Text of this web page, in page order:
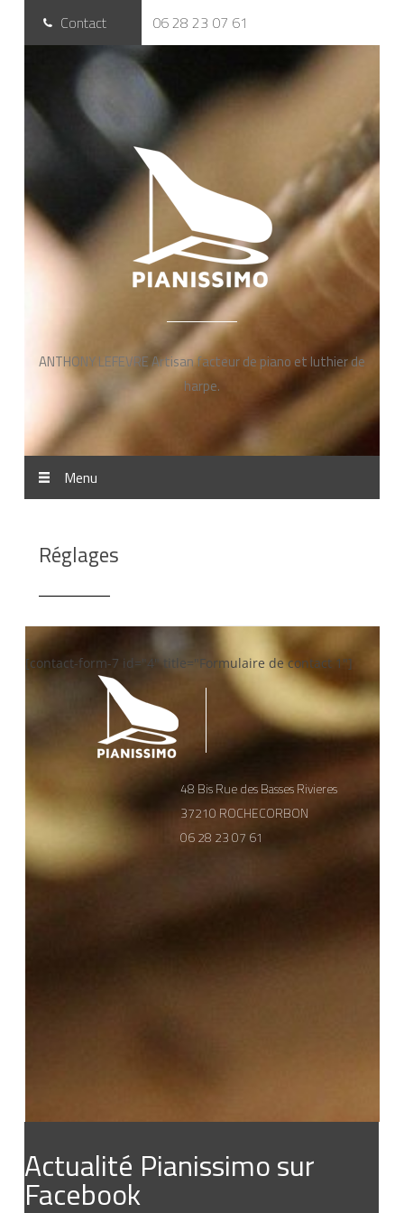
Contact 06 28 23 07 61
ANTHONY LEFEVRE Artisan facteur de piano et luthier de
harpe.
Menu
Réglages
[contact-form-7 id="4" title="Formulaire de contact 1"]
48 Bis Rue des Basses Rivieres
37210 ROCHECORBON
06 28 23 07 61
Actualité Pianissimo sur
Facebook